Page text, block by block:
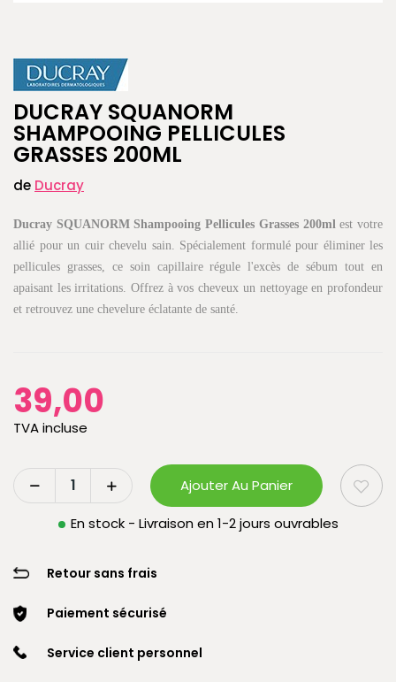
DUCRAY SQUANORM
SHAMPOOING PELLICULES
GRASSES 200ML
de Ducray
Ducray SQUANORM Shampooing Pellicules Grasses 200ml est votre
allié pour un cuir chevelu sain. Spécialement formulé pour éliminer les
pellicules grasses, ce soin capillaire régule l'excès de sébum tout en
apaisant les irritations. Offrez à vos cheveux un nettoyage en profondeur
et retrouvez une chevelure éclatante de santé.
39,00
TVA incluse
Ajouter Au Panier
En stock - Livraison en 1-2 jours ouvrables
Retour sans frais
Paiement sécurisé
Service client personnel